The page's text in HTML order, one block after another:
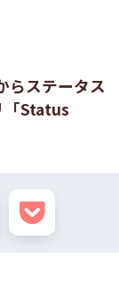
らステータス
「Status